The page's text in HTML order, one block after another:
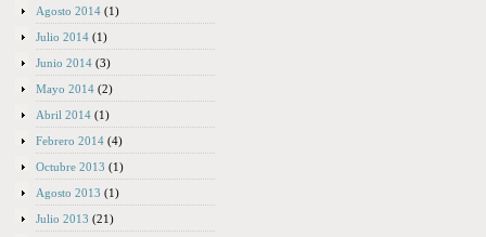
Agosto 2014 (1)
Julio 2014 (1)
Junio 2014 (3)
Mayo 2014 (2)
Abril 2014 (1)
Febrero 2014 (4)
Octubre 2013 (1)
Agosto 2013 (1)
Julio 2013 (21)